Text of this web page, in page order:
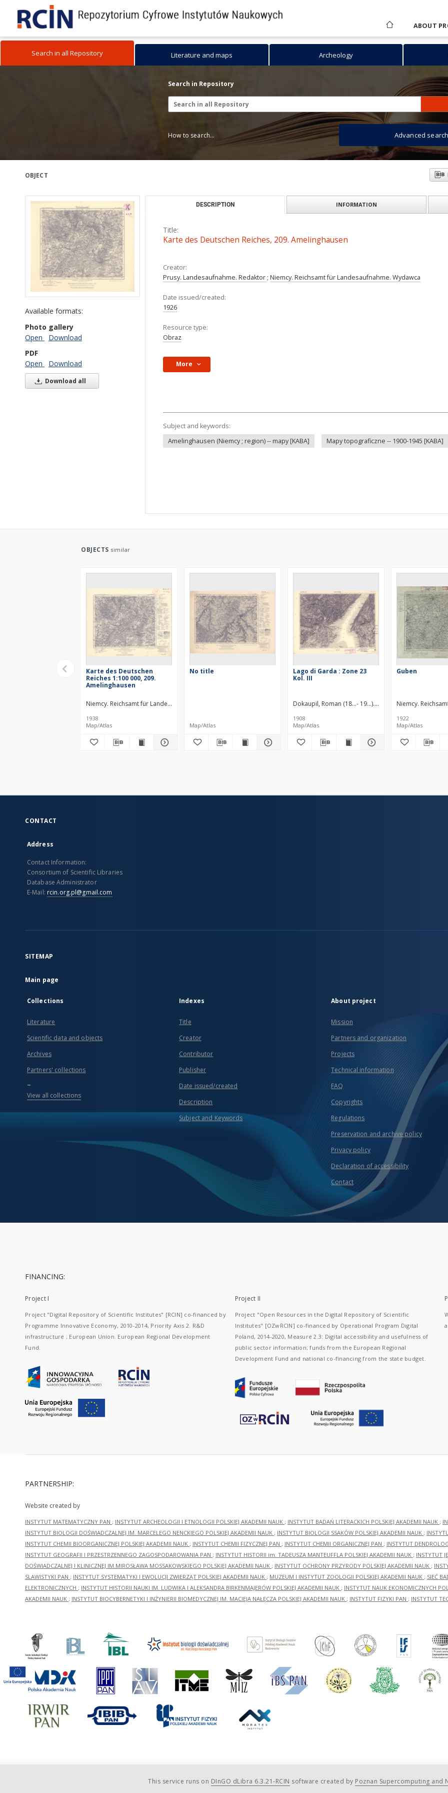
ABOUT
Search in all Repository Literature and maps Archeology
Search in Repository
How to search... Advanced search
OBJECT
Available formats:
Photo gallery
Open
Download
PDF
Open
Download
Download all
DESCRIPTION INFORMATION
Title:
Karte des Deutschen Reiches, 209. Amelinghausen
Creator:
Prusy. Landesaufnahme. Redaktor ; Niemcy. Reichsamt für Landesaufnahme. Wydawca
Date issued/created:
1926
Resource type:
Obraz
More
Subject and keywords:
Amelinghausen (Niemcy ; region) -- mapy [KABA]
Mapy topograficzne -- 1900-1945 [KABA]
OBJECTS similar
Karte des Deutschen
Reiches 1:100 000, 209.
Amelinghausen
Niemcy. Reichsamt für Landesaufnahme. Wydawca Prusy. Landesaufnahme. Redaktor
1938
Map/Atlas
No title
Map/Atlas
Lago di Garda : Zone 23
Kol. III
Dokaupil, Roman (18...- 19...). Redaktor Straka, J.
1908
Map/Atlas
Guben
Niemcy.
1922
Map/Atlas
CONTACT
Address
Contact Information:
Consortium of Scientific Libraries
Database Administrator
E-Mail: rcin.org.pl@gmail.com
SITEMAP
Main page
Collections
Literature
Scientific data and objects
Archives
Partners' collections
...
View all collections
Indexes
Title
Creator
Contributor
Publisher
Date issued/created
Description
Subject and Keywords
About project
Mission
Partners and organization
Projects
Technical information
FAQ
Copyrights
Regulations
Preservation and archive policy
Privacy policy
Declaration of accessibility
Contact
FINANCING:
Project I
Project "Digital Repository of Scientific Institutes" [RCIN] co-financed by
Programme Innovative Economy, 2010-2014, Priority Axis 2. R&D
infrastructure ; European Union. European Regional Development
Fund.
Project II
Project "Open Resources in the Digital Repository of Scientific
Institutes" [OZwRCIN] co-financed by Operational Program Digital
Poland, 2014-2020, Measure 2.3: Digital accessibility and usefulness of
public sector information; funds from the European Regional
Development Fund and national co-financing from the state budget.
PARTNERSHIP:
Website created by
INSTYTUT MATEMATYCZNY PAN ; INSTYTUT ARCHEOLOGII I ETNOLOGII POLSKIEJ AKADEMII NAUK ; INSTYTUT BADAŃ LITERACKICH POLSKIEJ AKADEMII NAUK ;
INSTYTUT BIOLOGII DOŚWIADCZALNEJ IM. MARCELEGO NENCKIEGO POLSKIEJ AKADEMII NAUK ; INSTYTUT BIOLOGII SSAKÓW POLSKIEJ AKADEMII NAUK ;
INSTYTUT CHEMII BIOORGANICZNEJ POLSKIEJ AKADEMII NAUK ; INSTYTUT CHEMII FIZYCZNEJ PAN ; INSTYTUT CHEMII ORGANICZNEJ PAN ; INSTYTUT
INSTYTUT GEOGRAFII I PRZESTRZENNEGO ZAGOSPODAROWANIA PAN ; INSTYTUT HISTORII im. TADEUSZA MANTEUFFLA POLSKIEJ AKADEMII NAUK ; INSTYTUT
DOŚWIADCZALNEJ I KLINICZNEJ IM.MIROSŁAWA MOSSAKOWSKIEGO POLSKIEJ AKADEMII NAUK ; INSTYTUT OCHRONY PRZYRODY POLSKIEJ AKADEMII NAUK ;
SLAWISTYKI PAN ; INSTYTUT SYSTEMATYKI I EWOLUCJI ZWIERZĄT POLSKIEJ AKADEMII NAUK ; MUZEUM I INSTYTUT ZOOLOGII POLSKIEJ AKADEMII NAUK ; SIEĆ
ELEKTRONICZNYCH ; INSTYTUT HISTORII NAUKI IM. LUDWIKA I ALEKSANDRA BIRKENMAJERÓW POLSKIEJ AKADEMII NAUK ; INSTYTUT NAUK EKONOMICZNYCH
AKADEMII NAUK ; INSTYTUT BIOCYBERNETYKI I INŻYNIERII BIOMEDYCZNEJ IM. MACIEJA NAŁĘCZA POLSKIEJ AKADEMII NAUK ; INSTYTUT FIZYKI PAN ; INSTYTUT
This service runs on DInGO dLibra 6.3.21-RCIN software created by Poznan Supercomputing and